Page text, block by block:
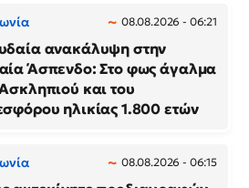
08.08.2026 - 06:21
ανακάλυψη στην
Άσπενδο: Στο φως άγαλμα
και του
ηλικίας 1.800 ετών
08.08.2026 - 06:15